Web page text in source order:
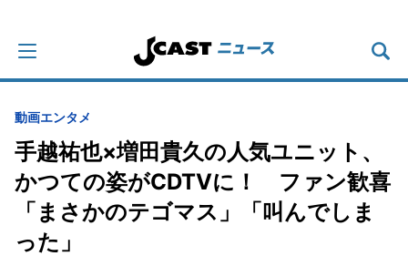
動画エンタメ
手越祐也×増田貴久の人気ユニット、
かつての姿がCDTVに！ ファン歓喜
「まさかのテゴマス」「叫んでしま
った」